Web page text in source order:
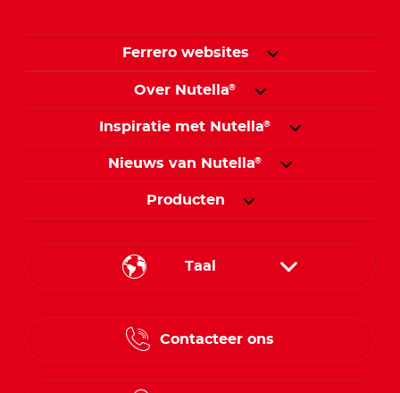
Ferrero websites
Over Nutella®
Inspiratie met Nutella®
Nieuws van Nutella®
Producten
Taal
Contacteer ons